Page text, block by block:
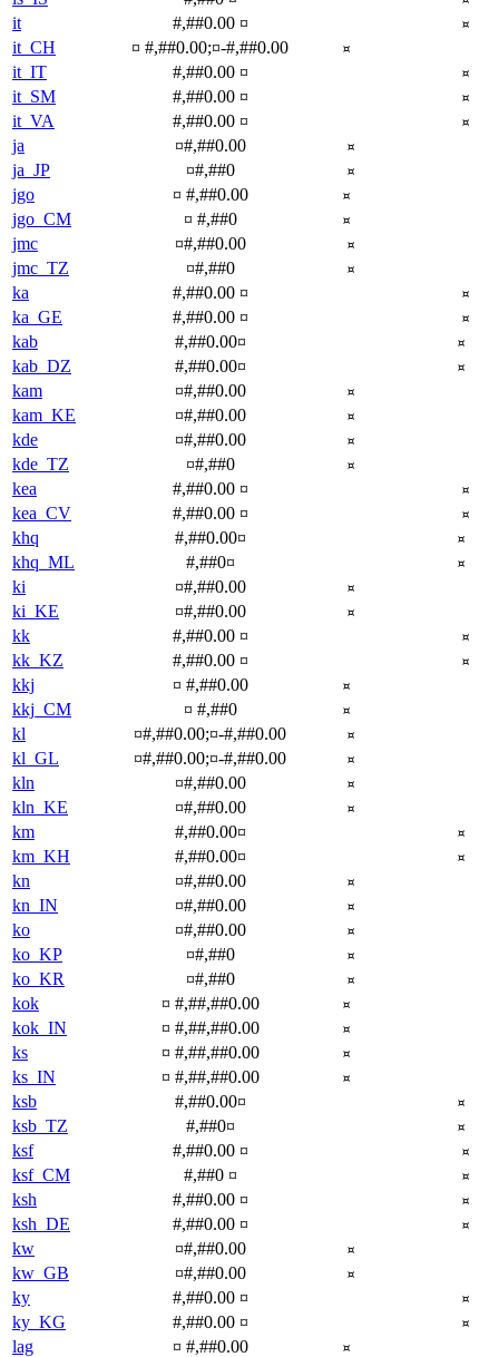
it #,##0.00 ¤ ¤
it_CH ¤ #,##0.00;¤-#,##0.00 ¤
it_IT #,##0.00 ¤ ¤
it_SM #,##0.00 ¤ ¤
it_VA #,##0.00 ¤ ¤
ja ¤#,##0.00 ¤
ja_JP ¤#,##0 ¤
jgo ¤ #,##0.00 ¤
jgo_CM ¤ #,##0 ¤
jmc ¤#,##0.00 ¤
jmc_TZ ¤#,##0 ¤
ka #,##0.00 ¤ ¤
ka_GE #,##0.00 ¤ ¤
kab #,##0.00¤ ¤
kab_DZ #,##0.00¤ ¤
kam ¤#,##0.00 ¤
kam_KE ¤#,##0.00 ¤
kde ¤#,##0.00 ¤
kde_TZ ¤#,##0 ¤
kea #,##0.00 ¤ ¤
kea_CV #,##0.00 ¤ ¤
khq #,##0.00¤ ¤
khq_ML #,##0¤ ¤
ki ¤#,##0.00 ¤
ki_KE ¤#,##0.00 ¤
kk #,##0.00 ¤ ¤
kk_KZ #,##0.00 ¤ ¤
kkj ¤ #,##0.00 ¤
kkj_CM ¤ #,##0 ¤
kl ¤#,##0.00;¤-#,##0.00 ¤
kl_GL ¤#,##0.00;¤-#,##0.00 ¤
kln ¤#,##0.00 ¤
kln_KE ¤#,##0.00 ¤
km #,##0.00¤ ¤
km_KH #,##0.00¤ ¤
kn ¤#,##0.00 ¤
kn_IN ¤#,##0.00 ¤
ko ¤#,##0.00 ¤
ko_KP ¤#,##0 ¤
ko_KR ¤#,##0 ¤
kok ¤ #,##,##0.00 ¤
kok_IN ¤ #,##,##0.00 ¤
ks ¤ #,##,##0.00 ¤
ks_IN ¤ #,##,##0.00 ¤
ksb #,##0.00¤ ¤
ksb_TZ #,##0¤ ¤
ksf #,##0.00 ¤ ¤
ksf_CM #,##0 ¤ ¤
ksh #,##0.00 ¤ ¤
ksh_DE #,##0.00 ¤ ¤
kw ¤#,##0.00 ¤
kw_GB ¤#,##0.00 ¤
ky #,##0.00 ¤ ¤
ky_KG #,##0.00 ¤ ¤
lag ¤ #,##0.00 ¤